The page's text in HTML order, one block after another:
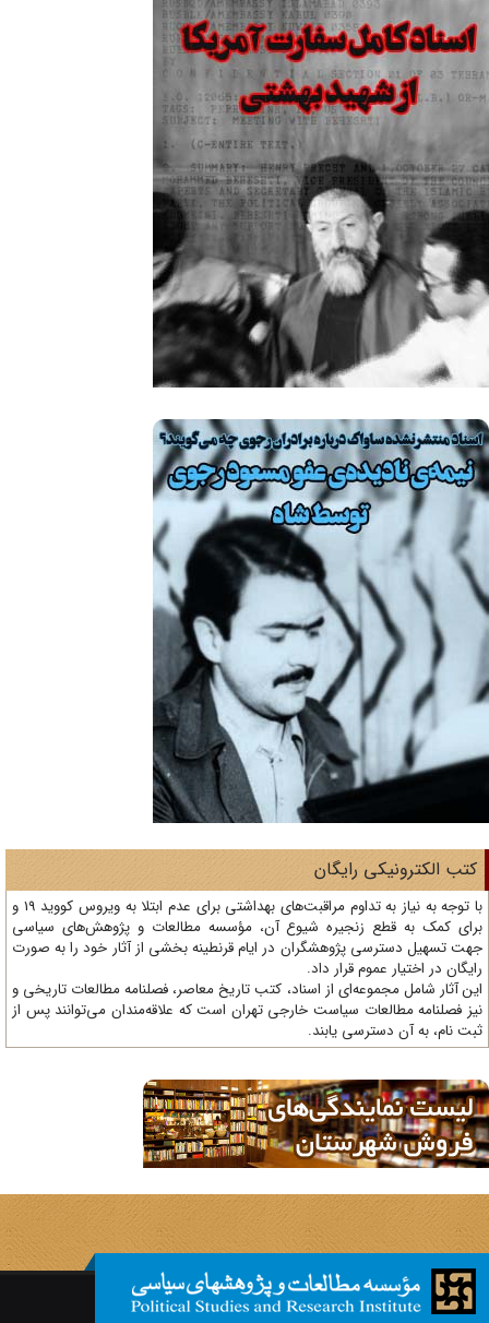
الکترونیکی رایگان
با توجه به نیاز به تداوم مراقبت‌های بهداشتی برای عدم ابتلا به ویروس کووید 19 و
کمک به قطع زنجیره شیوع آن، مؤسسه مطالعات و پژوهش‌های سیاسی
تسهیل دسترسی پژوهشگران در ایام قرنطینه بخشی از آثار خود را به صورت
در اختیار عموم قرار داد.
آثار شامل مجموعه‌ای از اسناد، کتب تاریخ معاصر، فصلنامه‌ مطالعات تاریخی و
فصلنامه مطالعات سیاست خارجی تهران است که علاقه‌مندان می‌توانند پس از
نام، به آن دسترسی یابند.